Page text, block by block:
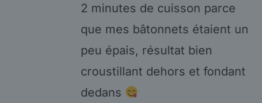
2 minutes de cuisson parce
que mes bâtonnets étaient un
peu épais, résultat bien
croustillant dehors et fondant
dedans